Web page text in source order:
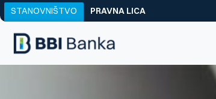
STANOVNIŠTVO PRAVNA LICA